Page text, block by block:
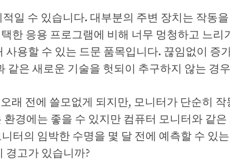
일 수 있습니다. 대부분의 주변 장치는 작동
한 응용 프로그램에 비해 너무 멍청하고 느리
용할 수 있는 드문 품목입니다. 끊임없이 증
같은 새로운 기술을 헛되이 추구하지 않는 경
래 전에 쓸모없게 되지만, 모니터가 단순히 작
경에는 좋을 수 있지만 컴퓨터 모니터와 같
터의 임박한 수명을 몇 달 전에 예측할 수 있
경고가 있습니까?